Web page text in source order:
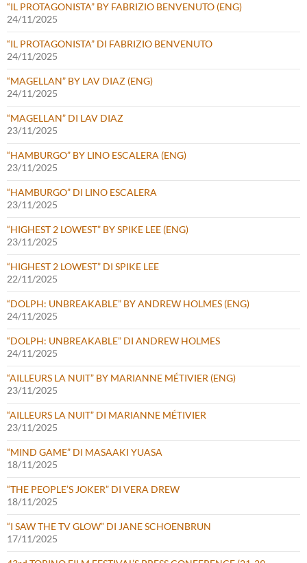
“IL PROTAGONISTA” BY FABRIZIO BENVENUTO (ENG)
24/11/2025
“IL PROTAGONISTA” DI FABRIZIO BENVENUTO
24/11/2025
“MAGELLAN” BY LAV DIAZ (ENG)
24/11/2025
“MAGELLAN” DI LAV DIAZ
23/11/2025
“HAMBURGO” BY LINO ESCALERA (ENG)
23/11/2025
“HAMBURGO” DI LINO ESCALERA
23/11/2025
“HIGHEST 2 LOWEST” BY SPIKE LEE (ENG)
23/11/2025
“HIGHEST 2 LOWEST” DI SPIKE LEE
22/11/2025
“DOLPH: UNBREAKABLE” BY ANDREW HOLMES (ENG)
24/11/2025
“DOLPH: UNBREAKABLE” DI ANDREW HOLMES
24/11/2025
“AILLEURS LA NUIT” BY MARIANNE MÉTIVIER (ENG)
23/11/2025
“AILLEURS LA NUIT” DI MARIANNE MÉTIVIER
23/11/2025
“MIND GAME” DI MASAAKI YUASA
18/11/2025
“THE PEOPLE’S JOKER” DI VERA DREW
18/11/2025
“I SAW THE TV GLOW” DI JANE SCHOENBRUN
17/11/2025